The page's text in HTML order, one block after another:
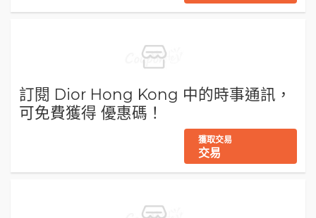
訂閱 Dior Hong Kong 中的時事通訊，
可免費獲得 優惠碼！
獲取交易
交易